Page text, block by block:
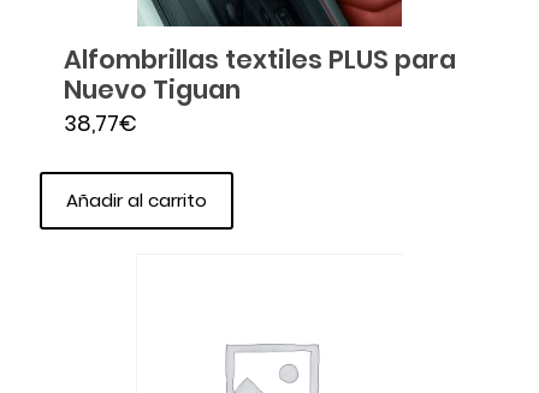
Alfombrillas textiles PLUS para
Nuevo Tiguan
38,77€
Añadir al carrito